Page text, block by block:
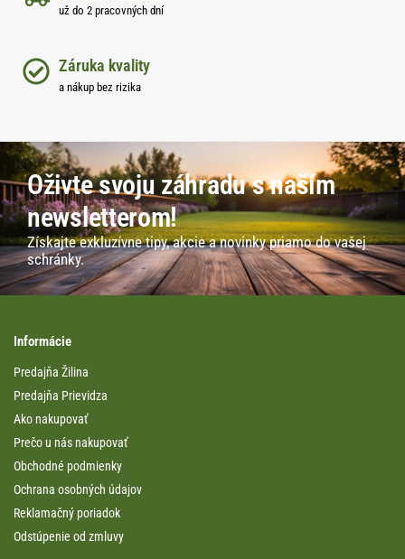
už do 2 pracovných dní
Záruka kvality
a nákup bez rizika
Oživte svoju záhradu s naším
newsletterom!
Získajte exkluzívne tipy, akcie a novinky priamo do vašej
schránky.
Informácie
Predajňa Žilina
Predajňa Prievidza
Ako nakupovať
Prečo u nás nakupovať
Obchodné podmienky
Ochrana osobných údajov
Reklamačný poriadok
Odstúpenie od zmluvy